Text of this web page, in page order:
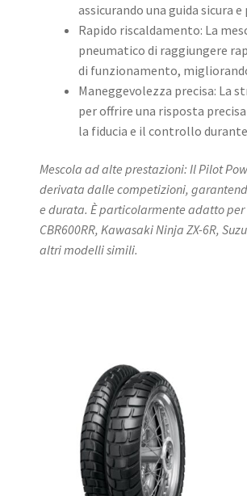
assicurando una guida sicura
Rapido riscaldamento: La
pneumatico di raggiungere
di funzionamento,
Maneggevolezza precisa: La
per offrire una risposta
la fiducia e il controllo
Mescola ad alte prestazioni: Il Pilot
derivata dalle competizioni,
e durata. È particolarmente adatto per
CBR600RR, Kawasaki Ninja ZX-6R,
altri modelli simili.